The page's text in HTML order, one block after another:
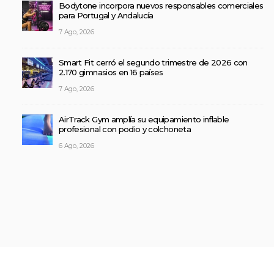
Bodytone incorpora nuevos responsables comerciales
para Portugal y Andalucía
7 Ago, 2026
Smart Fit cerró el segundo trimestre de 2026 con
2.170 gimnasios en 16 países
7 Ago, 2026
AirTrack Gym amplía su equipamiento inflable
profesional con podio y colchoneta
6 Ago, 2026